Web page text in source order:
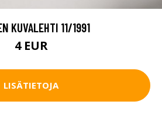
KUVALEHTI 11/1991
4 EUR
LISÄTIETOJA